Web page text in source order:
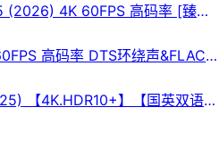
(2026) 4K 60FPS 高码率 [臻彩
高码率 DTS环绕声&FLAC
【4K.HDR10+】【国英双语/
特效四字幕】